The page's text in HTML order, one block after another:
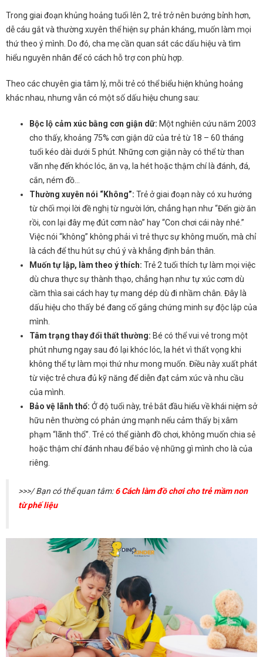
Trong giai đoạn khủng hoảng tuổi lên 2, trẻ trở nên bướng bỉnh hơn,
dễ cáu gắt và thường xuyên thể hiện sự phản kháng, muốn làm mọi
thứ theo ý mình. Do đó, cha mẹ cần quan sát các dấu hiệu và tìm
hiểu nguyên nhân để có cách hỗ trợ con phù hợp.
Theo các chuyên gia tâm lý, mỗi trẻ có thể biểu hiện khủng hoảng
khác nhau, nhưng vẫn có một số dấu hiệu chung sau:
Bộc lộ cảm xúc bằng cơn giận dữ: Một nghiên cứu năm 2003
cho thấy, khoảng 75% cơn giận dữ của trẻ từ 18 – 60 tháng
tuổi kéo dài dưới 5 phút. Những cơn giận này có thể từ than
vãn nhẹ đến khóc lóc, ăn vạ, la hét hoặc thậm chí là đánh, đá,
cắn, ném đồ…
Thường xuyên nói “Không”: Trẻ ở giai đoạn này có xu hướng
từ chối mọi lời đề nghị từ người lớn, chẳng hạn như “Đến giờ ăn
rồi, con lại đây mẹ đút cơm nào” hay “Con chơi cái này nhé.”
Việc nói “không” không phải vì trẻ thực sự không muốn, mà chỉ
là cách để thu hút sự chú ý và khẳng định bản thân.
Muốn tự lập, làm theo ý thích: Trẻ 2 tuổi thích tự làm mọi việc
dù chưa thực sự thành thạo, chẳng hạn như tự xúc cơm dù
cầm thìa sai cách hay tự mang dép dù đi nhầm chân. Đây là
dấu hiệu cho thấy bé đang cố gắng chứng minh sự độc lập của
mình.
Tâm trạng thay đổi thất thường: Bé có thể vui vẻ trong một
phút nhưng ngay sau đó lại khóc lóc, la hét vì thất vọng khi
không thể tự làm mọi thứ như mong muốn. Điều này xuất phát
từ việc trẻ chưa đủ kỹ năng để diễn đạt cảm xúc và nhu cầu
của mình.
Bảo vệ lãnh thổ: Ở độ tuổi này, trẻ bắt đầu hiểu về khái niệm sở
hữu nên thường có phản ứng mạnh nếu cảm thấy bị xâm
phạm “lãnh thổ”. Trẻ có thể giành đồ chơi, không muốn chia sẻ
hoặc thậm chí đánh nhau để bảo vệ những gì mình cho là của
riêng.
>>>/ Bạn có thể quan tâm:6 Cách làm đồ chơi cho trẻ mầm non
từ phế liệu